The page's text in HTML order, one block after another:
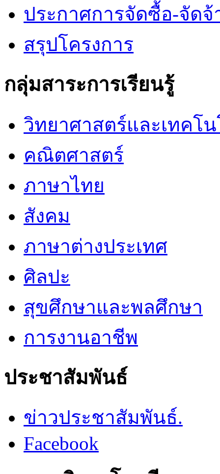
ประกาศการจัดซื้อ-จัดจ้
สรุปโครงการ
กลุ่มสาระการเรียนรู้
วิทยาศาสตร์และเทคโ
คณิตศาสตร์
ภาษาไทย
สังคม
ภาษาต่างประเทศ
ศิลปะ
สุขศึกษาและพลศึกษา
การงานอาชีพ
ประชาสัมพันธ์
ข่าวประชาสัมพันธ์.
Facebook